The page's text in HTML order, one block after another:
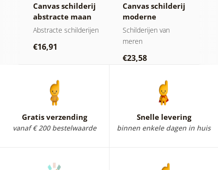
Canvas schilderij
abstracte maan
bij het water
Abstracte schilderijen
€16,91
Canvas schilderij
moderne
abstractie met
natuur
Schilderijen van
meren
€23,58
Gratis verzending
vanaf € 200 bestelwaarde
Snelle levering
binnen enkele dagen in huis